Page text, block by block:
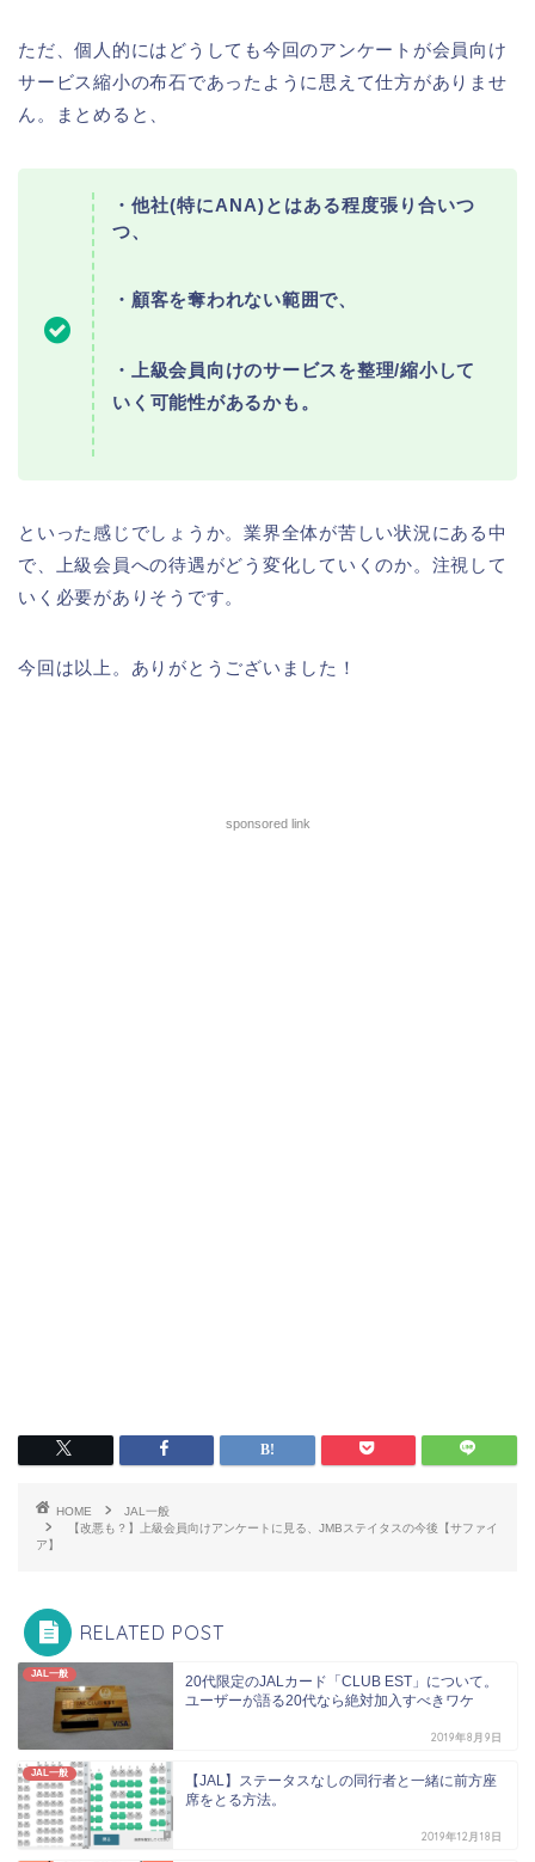
ただ、個人的にはどうしても今回のアンケートが会員向け
サービス縮小の布石であったように思えて仕方がありませ
ん。まとめると、
・他社(特にANA)とはある程度張り合いつ
つ、
・顧客を奪われない範囲で、
・上級会員向けのサービスを整理/縮小して
いく可能性があるかも。
といった感じでしょうか。業界全体が苦しい状況にある中
で、上級会員への待遇がどう変化していくのか。注視して
いく必要がありそうです。
今回は以上。ありがとうございました！
sponsored link
HOME
JAL一般
【改悪も？】上級会員向けアンケートに見る、JMBステイタスの今後【サファイ
ア】
RELATED POST
JAL一般
20代限定のJALカード「CLUB EST」について。
ユーザーが語る20代なら絶対加入すべきワケ
2019年8月9日
JAL一般
【JAL】ステータスなしの同行者と一緒に前方座
席をとる方法。
2019年12月18日